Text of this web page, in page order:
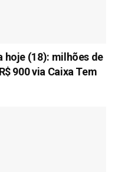
hoje (18): milhões de
900 via Caixa Tem